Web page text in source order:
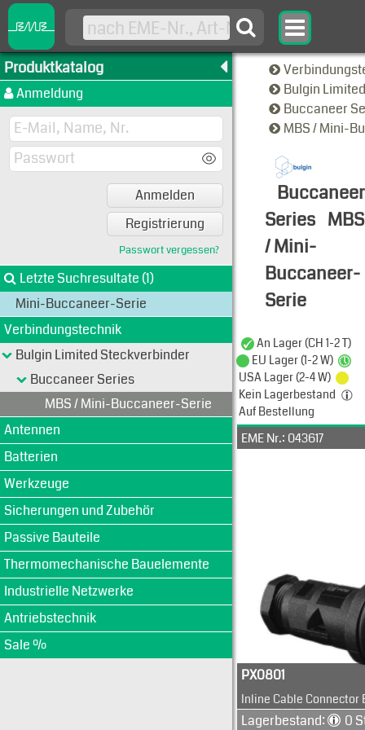
Produktkatalog
Anmeldung
Anmelden
Registrierung
Passwort vergessen?
Letzte Suchresultate (1)
Mini-Buccaneer-Serie
Verbindungstechnik
Bulgin Limited Steckverbinder
Buccaneer Series
MBS / Mini-Buccaneer-Serie
Antennen
Batterien
Werkzeuge
Sicherungen und Zubehör
Passive Bauteile
Thermomechanische Bauelemente
Industrielle Netzwerke
Antriebstechnik
Sale %
Bulgin
Buccaneer
MBS / Mini-
Buccaneer
Series MBS
/ Mini-
Buccaneer-
Serie
Typen-
An Lager (CH 1-2 T)
EU Lager (1-2 W)
USA Lager (2-4 W)
Kein Lagerbestand
Auf Bestellung
EME Nr.: 043617
PX0801
Inline Cable Connector
Länge: 61.5 mm
Lagerbestand:
0